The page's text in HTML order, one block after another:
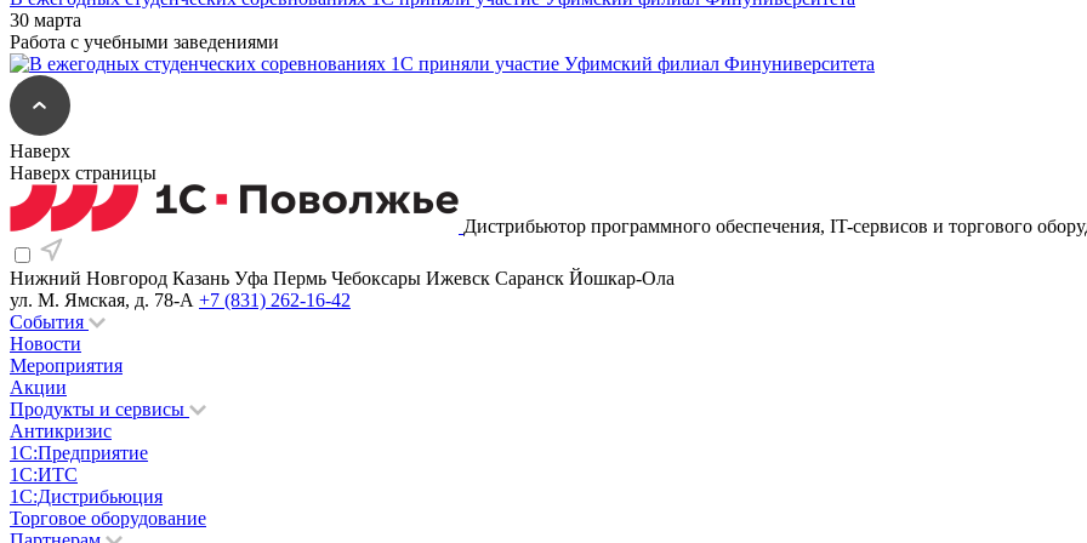
30 марта
Работа с учебными заведениями
Наверх
Наверх страницы
Дистрибьютор программного обеспечения, IT-сервисов и торгового
Нижний Новгород Казань Уфа Пермь Чебоксары Ижевск Саранск Йошкар-Ола
ул. М. Ямская, д. 78-А +7 (831) 262-16-42
События
Новости
Мероприятия
Акции
Продукты и сервисы
Антикризис
1С:Предприятие
1С:ИТС
1С:Дистрибьюция
Торговое оборудование